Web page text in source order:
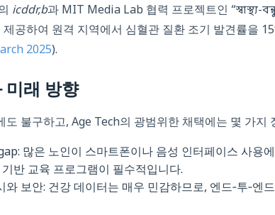
icddr,b과 MIT Media Lab 협력 프로젝트인 “স্বাস্থ্য-
공하여 원격 지역에서 심혈관 질환 조기 발견률을
2025).
미래 방향
도 불구하고, Age Tech의 광범위한 채택에는 몇 가지
많은 노인이 스마트폰이나 음성 인터페이스 사용
반 교육 프로그램이 필수적입니다.
보안: 건강 데이터는 매우 민감하므로, 엔드‑투‑엔